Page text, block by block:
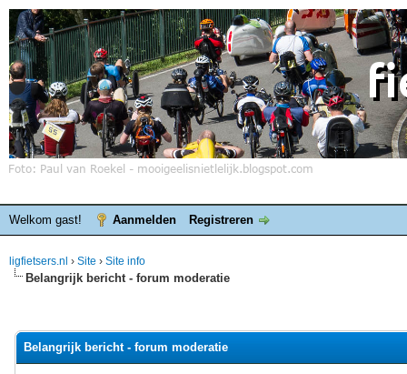
Welkom gast! Aanmelden Registreren
ligfietsers.nl › Site › Site info
Belangrijk bericht - forum moderatie
Belangrijk bericht - forum moderatie